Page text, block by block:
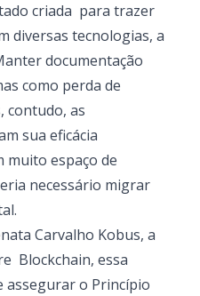
criada para trazer
diversas tecnologias, a
documentação
como perda de
contudo, as
sua eficácia
espaço de
necessário migrar
Carvalho Kobus, a
Blockchain, essa
assegurar o Princípio